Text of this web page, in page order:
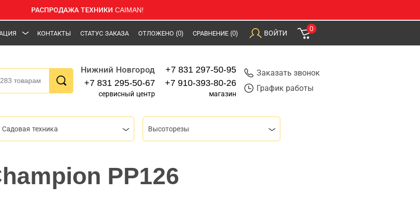
РАСПРОДАЖА ТЕХНИКИ CAIMAN!
КОНТАКТЫ СТАТУС ЗАКАЗА ОТЛОЖЕНО (0) СРАВНЕНИЕ (0) ВОЙТИ
0
Нижний Новгород
+7 831 295-50-67
сервисный центр
+7 831 297-50-95
+7 910-393-80-26
магазин
Заказать звонок
График работы
Садовая техника Высоторезы
PP126